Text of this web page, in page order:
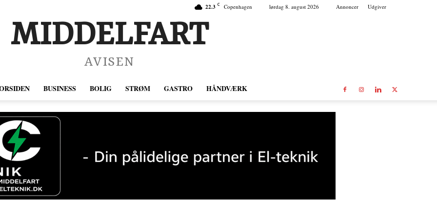
22.3 C Copenhagen lørdag 8. august 2026 Annoncer Udgiver
MIDDELFART
AVISEN
BUSINESS BOLIG STRØM GASTRO HÅNDVÆRK